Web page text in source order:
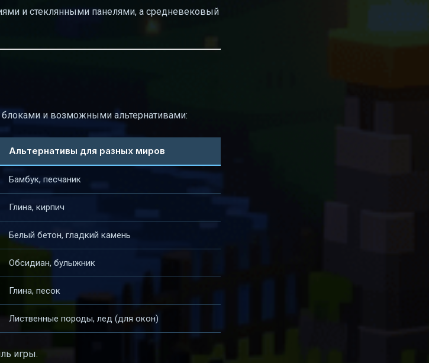
и стеклянными панелями, а средневековый
и возможными альтернативами:
Альтернативы для разных миров
Бамбук, песчаник
Глина, кирпич
Белый бетон, гладкий камень
Обсидиан, булыжник
Глина, песок
Лиственные породы, лед (для окон)
игры.